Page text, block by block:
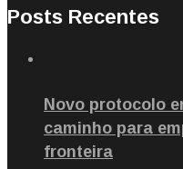
Posts Recentes
Novo protocolo
caminho para
fronteira